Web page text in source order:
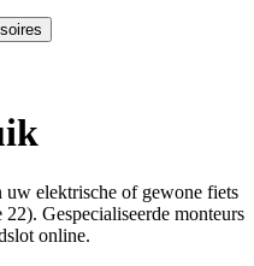
uw elektrische of gewone fiets
Gespecialiseerde monteurs
online.